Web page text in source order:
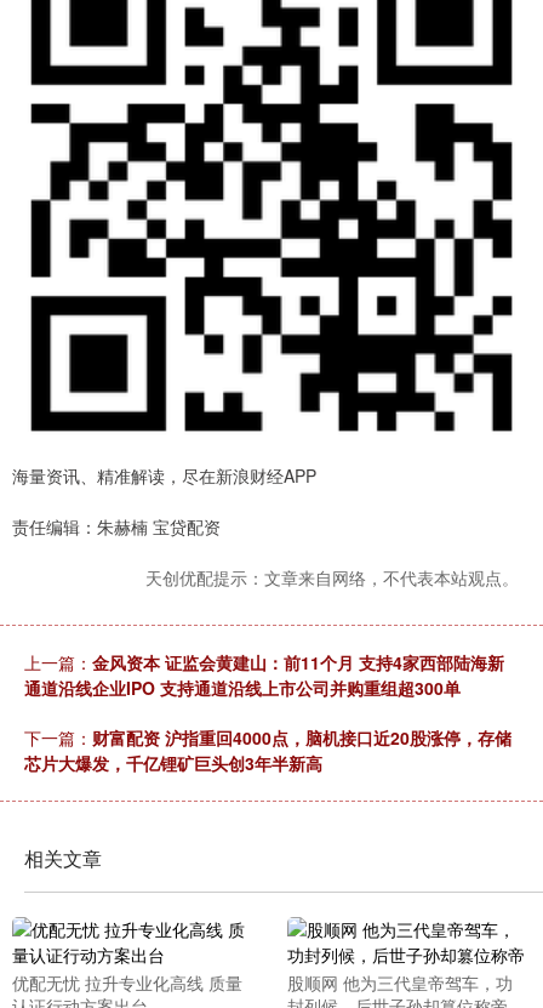
海量资讯、精准解读，尽在新浪财经APP
责任编辑：朱赫楠 宝贷配资
天创优配提示：文章来自网络，不代表本站观点。
上一篇： 金风资本 证监会黄建山：前11个月 支持4家西部陆海新
通道沿线企业IPO 支持通道沿线上市公司并购重组超300单
下一篇： 财富配资 沪指重回4000点，脑机接口近20股涨停，存储
芯片大爆发，千亿锂矿巨头创3年半新高
相关文章
优配无忧 拉升专业化高线 质量
股顺网 他为三代皇帝驾车，功